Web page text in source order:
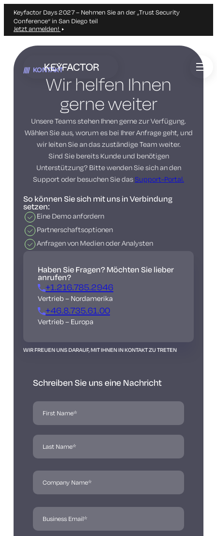
Keyfactor Days 2027 – Nehmen Sie an der „Trust Security
Conference“ in San Diego teil
Jetzt anmelden!
Zum
springen
KONTAKT
Wir helfen Ihnen
gerne weiter
Unsere Teams stehen Ihnen gerne zur Verfügung.
Wählen Sie aus, worum es bei Ihrer Anfrage geht, und
wir leiten Sie an das zuständige Team weiter.
Sind Sie bereits Kunde und benötigen
Unterstützung? Bitte wenden Sie sich an den
Support oder besuchen Sie dasSupport-Portal.
So können Sie sich mit uns in Verbindung
setzen:
Eine Demo anfordern
Partnerschaftsoptionen
Anfragen von Medien oder Analysten
Haben Sie Fragen? Möchten Sie lieber
anrufen?
+1.216.785.2946
Vertrieb – Nordamerika
+46.8.735.61.00
Vertrieb – Europa
WIR FREUEN UNS DARAUF, MIT IHNEN IN KONTAKT ZU TRETEN
Schreiben Sie uns eine Nachricht